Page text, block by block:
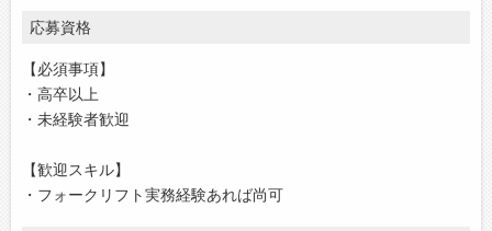
応募資格
【必須事項】
・高卒以上
・未経験者歓迎
【歓迎スキル】
・フォークリフト実務経験あれば尚可